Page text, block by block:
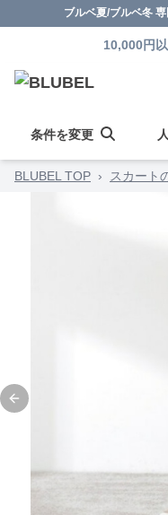
ブルベ夏/ブルベ冬
10,000円
条件を変更
BLUBEL TOP › スカート
Previous slide